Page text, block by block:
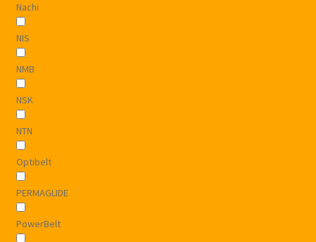
Nachi
NIS
NMB
NSK
NTN
Optibelt
PERMAGLIDE
PowerBelt